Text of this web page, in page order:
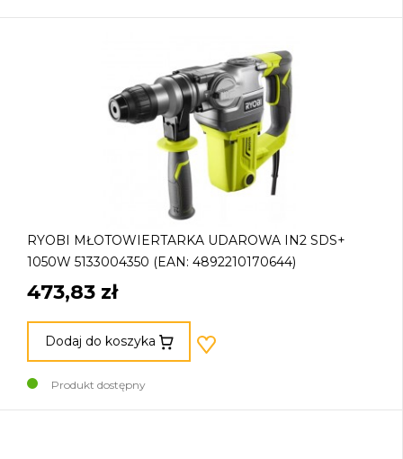
RYOBI MŁOTOWIERTARKA UDAROWA IN2 SDS+
1050W 5133004350 (EAN: 4892210170644)
473,83 zł
Dodaj do koszyka
Produkt dostępny